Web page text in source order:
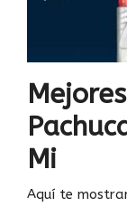
Mi
Aquí te